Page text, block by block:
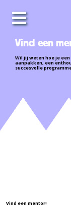
contentHome
een
Vind een
Wil jij weten hoe je
aanpakken, een
succesvolle
Vind een mentor!